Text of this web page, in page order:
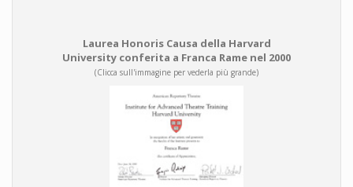
Laurea Honoris Causa della Harvard
University conferita a Franca Rame nel 2000
(Clicca sull'immagine per vederla più grande)